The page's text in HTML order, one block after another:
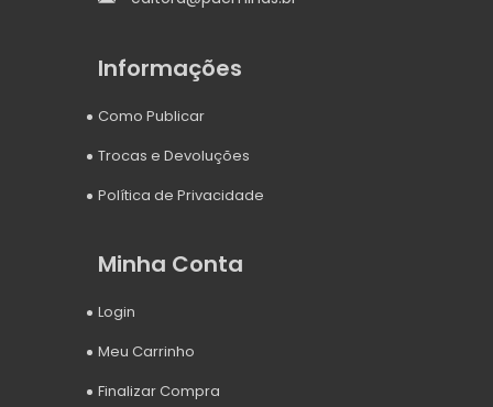
Informações
Como Publicar
Trocas e Devoluções
Política de Privacidade
Minha Conta
Login
Meu Carrinho
Finalizar Compra